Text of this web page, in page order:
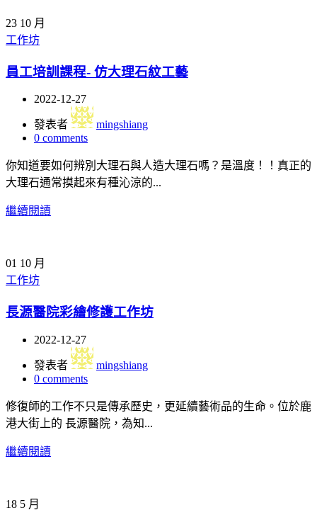
23 10 月
工作坊
員工培訓課程- 仿大理石紋工藝
2022-12-27
發表者
mingshiang
0 comments
你知道要如何辨別大理石與人造大理石嗎？是溫度！！真正的
大理石通常摸起來有種沁涼的...
繼續閱讀
01 10 月
工作坊
長源醫院彩繪修護工作坊
2022-12-27
發表者
mingshiang
0 comments
修復師的工作不只是傳承歷史，更延續藝術品的生命。位於鹿
港大街上的 長源醫院，為知...
繼續閱讀
18 5 月